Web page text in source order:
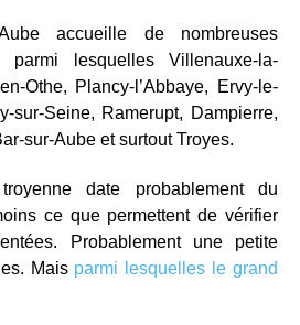
accueille de nombreuses
parmi lesquelles Villenauxe-la-
Othe, Plancy-l’Abbaye, Ervy-le-
sur-Seine, Ramerupt, Dampierre,
sur-Aube et surtout Troyes.
date probablement du
ce que permettent de vérifier
Probablement une petite
Mais parmi lesquelles le grand